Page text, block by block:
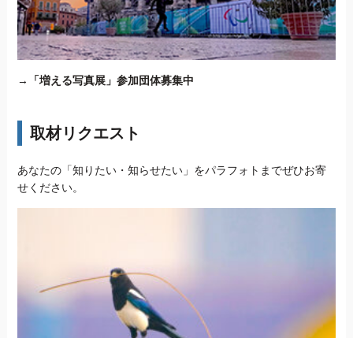
→ 「増える写真展」参加団体募集中
取材リクエスト
あなたの「知りたい・知らせたい」をパラフォトまでぜひお寄
せください。